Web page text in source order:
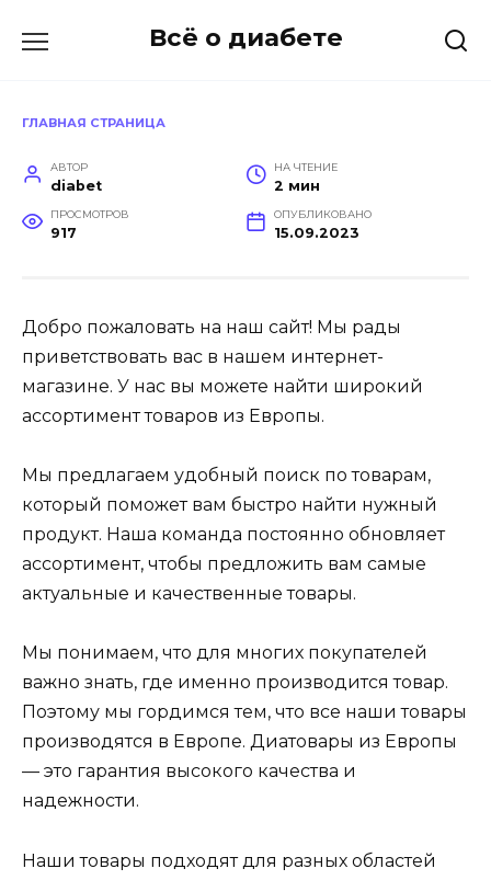
Всё о диабете
ГЛАВНАЯ СТРАНИЦА
АВТОР
diabet
НА ЧТЕНИЕ
2 мин
ПРОСМОТРОВ
917
ОПУБЛИКОВАНО
15.09.2023
Добро пожаловать на наш сайт! Мы рады
приветствовать вас в нашем интернет-
магазине. У нас вы можете найти широкий
ассортимент товаров из Европы.
Мы предлагаем удобный поиск по товарам,
который поможет вам быстро найти нужный
продукт. Наша команда постоянно обновляет
ассортимент, чтобы предложить вам самые
актуальные и качественные товары.
Мы понимаем, что для многих покупателей
важно знать, где именно производится товар.
Поэтому мы гордимся тем, что все наши товары
производятся в Европе. Диатовары из Европы
— это гарантия высокого качества и
надежности.
Наши товары подходят для разных областей